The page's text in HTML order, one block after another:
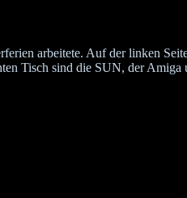
arbeitete. Auf der linken
Tisch sind die SUN, der Amiga